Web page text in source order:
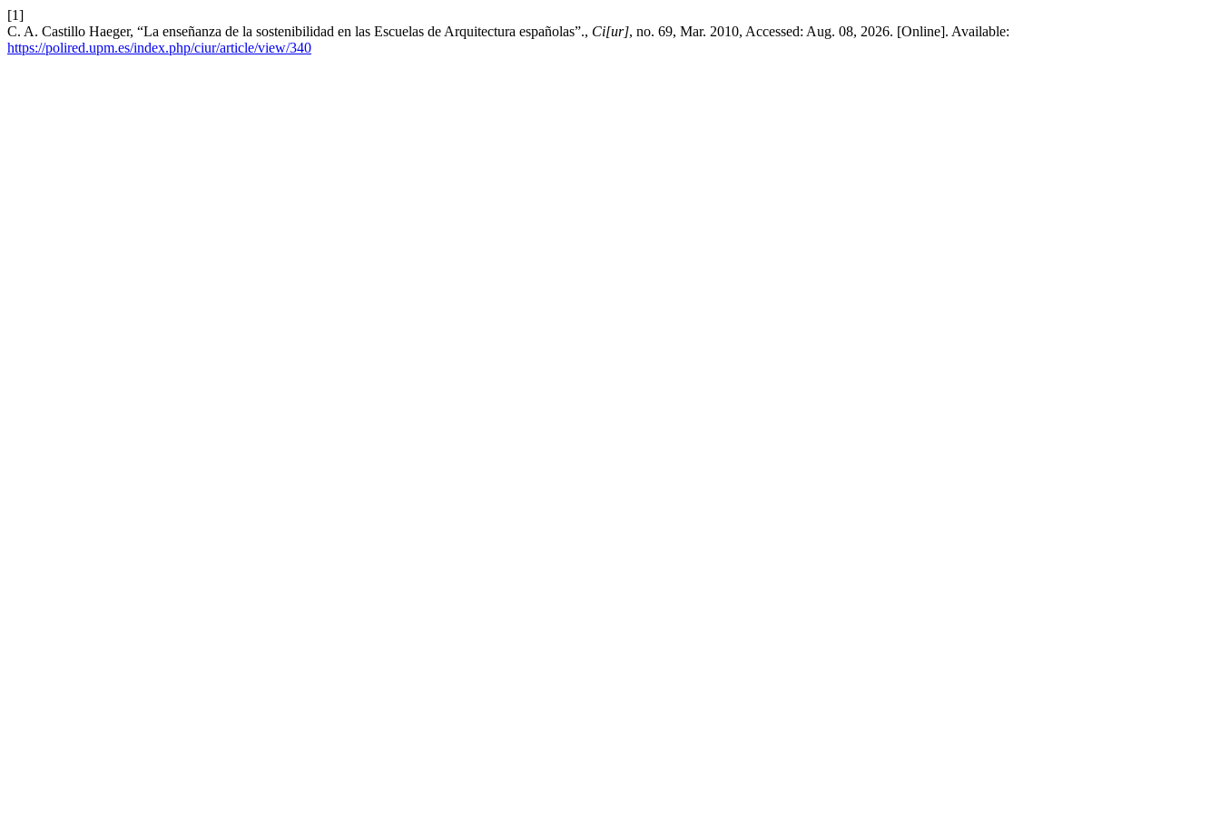
[1]
C. A. Castillo Haeger, “La enseñanza de la sostenibilidad en las Escuelas de Arquitectura españolas”., Ci[ur], no. 69, Mar. 2010, Accessed: Aug. 08, 2026. [Online]. Available:
https://polired.upm.es/index.php/ciur/article/view/340